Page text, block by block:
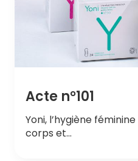
Acte n°101
Yoni, l’hygiène
corps et…